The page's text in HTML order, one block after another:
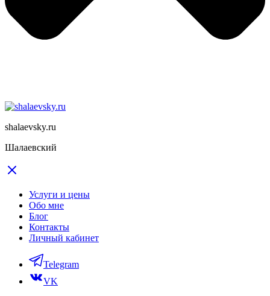
shalaevsky.ru
Шалаевский
Услуги и цены
Обо мне
Блог
Контакты
Личный кабинет
Telegram
VK